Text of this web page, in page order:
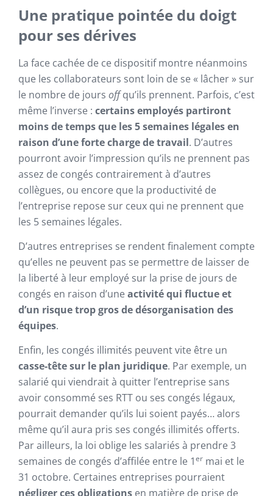
Une pratique pointée du doigt
pour ses dérives
La face cachée de ce dispositif montre néanmoins
que les collaborateurs sont loin de se « lâcher » sur
le nombre de jours offqu’ils prennent. Parfois, c’est
même l’inverse : certains employés partiront
moins de temps que les 5 semaines légales en
raison d’une forte charge de travail. D’autres
pourront avoir l’impression qu’ils ne prennent pas
assez de congés contrairement à d’autres
collègues, ou encore que la productivité de
l’entreprise repose sur ceux qui ne prennent que
les 5 semaines légales.
D’autres entreprises se rendent finalement compte
qu’elles ne peuvent pas se permettre de laisser de
la liberté à leur employé sur la prise de jours de
congés en raison d’uneactivité qui fluctue et
d’un risque trop gros de désorganisation des
équipes.
Enfin, les congés illimités peuvent vite être un
casse-tête sur le plan juridique. Par exemple, un
salarié qui viendrait à quitter l’entreprise sans
avoir consommé ses RTT ou ses congés légaux,
pourrait demander qu’ils lui soient payés… alors
même qu’il aura pris ses congés illimités offerts.
Par ailleurs, la loi oblige les salariés à prendre 3
semaines de congés d’affilée entre le 1er mai et le
31 octobre. Certaines entreprises pourraient
négliger ces obligations en matière de prise de